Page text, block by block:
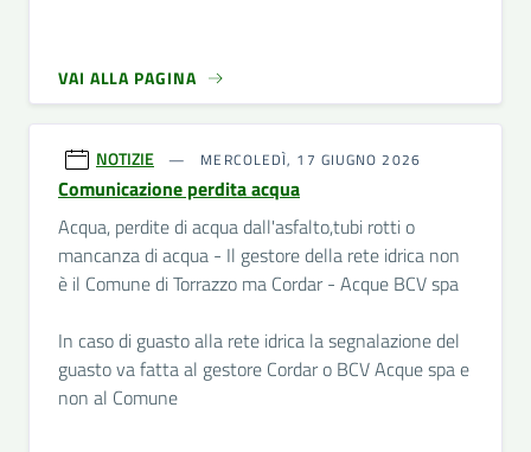
VAI ALLA PAGINA
NOTIZIE MERCOLEDÌ, 17 GIUGNO 2026
Comunicazione perdita acqua
Acqua, perdite di acqua dall'asfalto,tubi rotti o
mancanza di acqua - Il gestore della rete idrica non
è il Comune di Torrazzo ma Cordar - Acque BCV spa
In caso di guasto alla rete idrica la segnalazione del
guasto va fatta al gestore Cordar o BCV Acque spa e
non al Comune